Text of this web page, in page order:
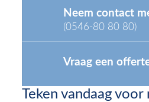
Neem contact
(0546-80 80 80)
Vraag een
Teken vandaag voor